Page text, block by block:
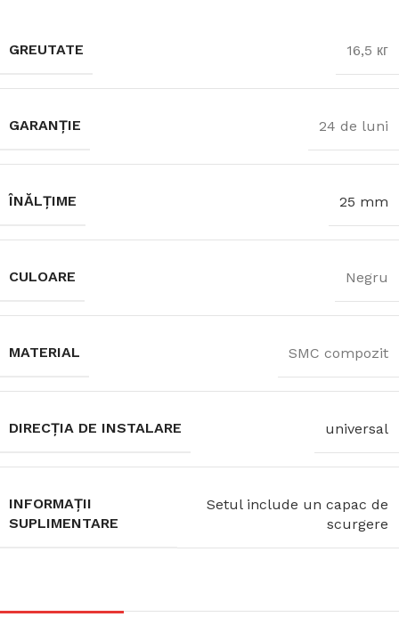
GREUTATE 16,5 кг
GARANȚIE 24 de luni
ÎNĂLȚIME 25 mm
CULOARE Negru
MATERIAL SMC compozit
DIRECȚIA DE INSTALARE universal
INFORMAȚII
SUPLIMENTARE
Setul include un capac de
scurgere